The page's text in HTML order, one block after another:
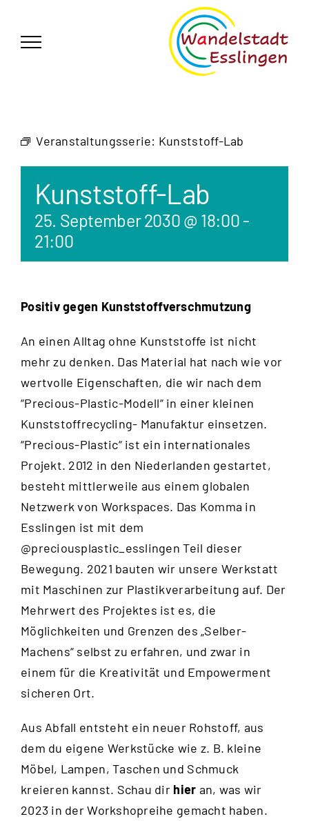
springen
Veranstaltungsserie: Kunststoff-Lab
Kunststoff-Lab
25. September 2030 @ 18:00 -
21:00
Positiv gegen Kunststoffverschmutzung
An einen Alltag ohne Kunststoffe ist nicht
mehr zu denken. Das Material hat nach wie vor
wertvolle Eigenschaften, die wir nach dem
“Precious-Plastic-Modell“ in einer kleinen
Kunststoffrecycling- Manufaktur einsetzen.
“Precious-Plastic“ ist ein internationales
Projekt. 2012 in den Niederlanden gestartet,
besteht mittlerweile aus einem globalen
Netzwerk von Workspaces. Das Komma in
Esslingen ist mit dem
@preciousplastic_esslingen Teil dieser
Bewegung. 2021 bauten wir unsere Werkstatt
mit Maschinen zur Plastikverarbeitung auf. Der
Mehrwert des Projektes ist es, die
Möglichkeiten und Grenzen des „Selber-
Machens“ selbst zu erfahren, und zwar in
einem für die Kreativität und Empowerment
sicheren Ort.
Aus Abfall entsteht ein neuer Rohstoff, aus
dem du eigene Werkstücke wie z. B. kleine
Möbel, Lampen, Taschen und Schmuck
kreieren kannst. Schau dir hier an, was wir
2023 in der Workshopreihe gemacht haben.